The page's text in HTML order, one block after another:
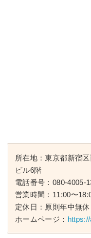
所在地：東京都新宿
ビル6階
電話番号：080-4005-
営業時間：11:00〜
定休日：原則年中無休
ホームページ：